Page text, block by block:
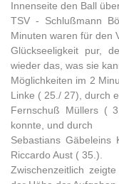
Innenseite den Ball
TSV - Schlußmann
Minuten waren für den
Glückseeligkeit pur,
wieder das, was sie
Möglichkeiten im 2
Linke ( 25./ 27), durch
Fernschuß Müllers (
konnte, und durch
Sebastians
Riccardo Aust ( 35.).
Zwischenzeitlich